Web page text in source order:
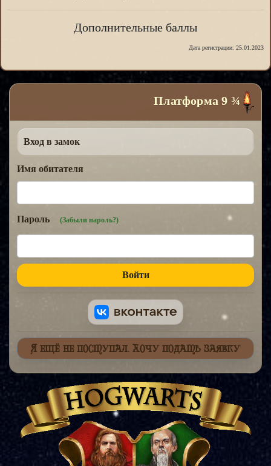
Дополнительные баллы
Дата регистрации: 25.01.2023
Платформа 9 ¾
Вход в замок
Имя обитателя
Пароль (Забыли пароль?)
Я ещё не поступал. Хочу подать заявку